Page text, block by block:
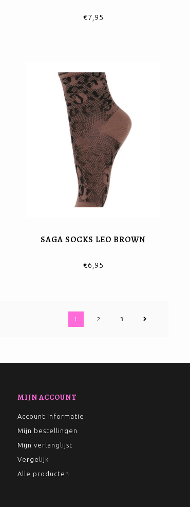
€7,95
SAGA SOCKS LEO BROWN
€6,95
1 2 3
MIJN ACCOUNT
Account informatie
Mijn bestellingen
Mijn verlanglijst
Vergelijk
Alle producten